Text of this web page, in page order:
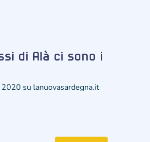
di Alà ci sono i
su lanuovasardegna.it